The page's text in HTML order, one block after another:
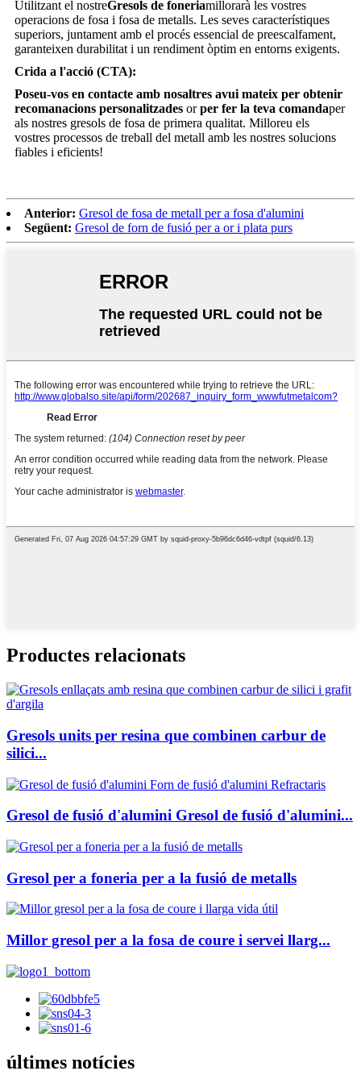
Utilitzant el nostreGresols de foneriamillorarà les vostres
operacions de fosa i fosa de metalls. Les seves característiques
superiors, juntament amb el procés essencial de preescalfament,
garanteixen durabilitat i un rendiment òptim en entorns exigents.
Crida a l'acció (CTA):
Poseu-vos en contacte amb nosaltres avui mateix per obtenir
recomanacions personalitzades orper fer la teva comandaper
als nostres gresols de fosa de primera qualitat. Milloreu els
vostres processos de treball del metall amb les nostres solucions
fiables i eficients!
Anterior: Gresol de fosa de metall per a fosa d'alumini
Següent: Gresol de forn de fusió per a or i plata purs
Productes relacionats
Gresols units per resina que combinen carbur de
silici...
Gresol de fusió d'alumini Gresol de fusió d'alumini...
Gresol per a foneria per a la fusió de metalls
Millor gresol per a la fosa de coure i servei llarg...
últimes notícies